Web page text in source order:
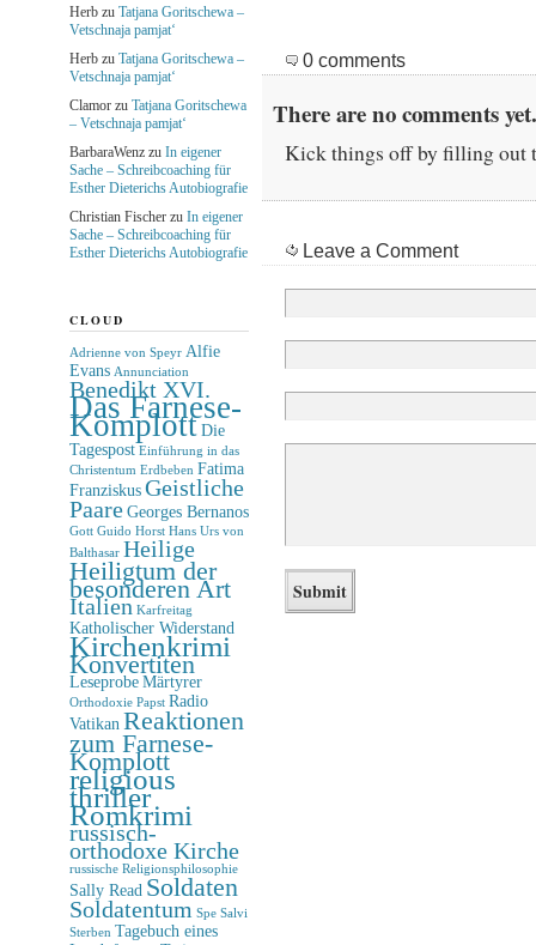
0 comments
There are no comments
Kick things off by filling out
Leave a Comment
Herbzu Tatjana Goritschewa –
Vetschnaja pamjat‘
Herbzu Tatjana Goritschewa –
Vetschnaja pamjat‘
Clamorzu Tatjana Goritschewa
– Vetschnaja pamjat‘
BarbaraWenzzu In eigener
Sache – Schreibcoaching für
Esther Dieterichs Autobiografie
Christian Fischerzu In eigener
Sache – Schreibcoaching für
Esther Dieterichs Autobiografie
CLOUD
Adrienne von Speyr Alfie
Evans Annunciation
Benedikt XVI.
Das Farnese-
Komplott Die
Tagespost Einführung in das
Christentum Erdbeben Fatima
Franziskus Geistliche
Paare Georges Bernanos
Gott Guido Horst Hans Urs von
Balthasar Heilige
Heiligtum der
besonderen Art
Italien Karfreitag
Katholischer Widerstand
Kirchenkrimi
Konvertiten
Leseprobe Märtyrer
Orthodoxie Papst Radio
Vatikan Reaktionen
zum Farnese-
Komplott
religious
thriller
Romkrimi
russisch-
orthodoxe Kirche
russische Religionsphilosophie
Sally Read Soldaten
Soldatentum Spe Salvi
Sterben Tagebuch eines